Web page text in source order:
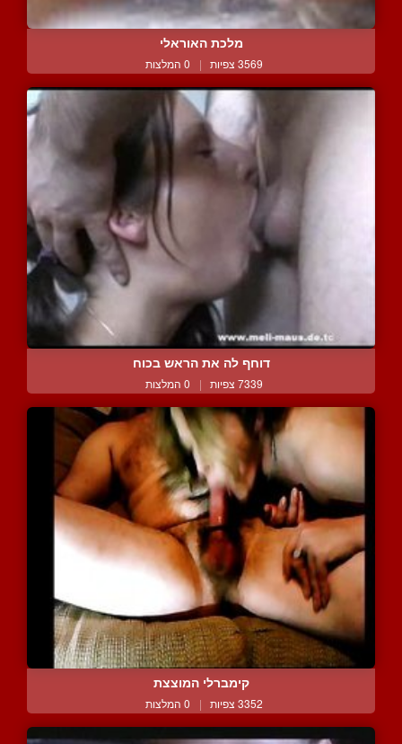
מלכת האוראלי
3569 צפיות | 0 המלצות
דוחף לה את הראש בכוח
7339 צפיות | 0 המלצות
קימברלי המוצצת
3352 צפיות | 0 המלצות